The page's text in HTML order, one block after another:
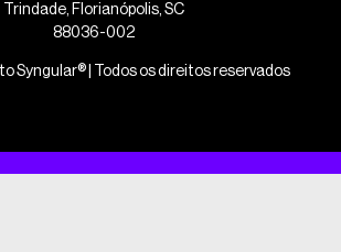
Trindade, Florianópolis, SC
88036-002
Syngular® | Todos os direitos reservados